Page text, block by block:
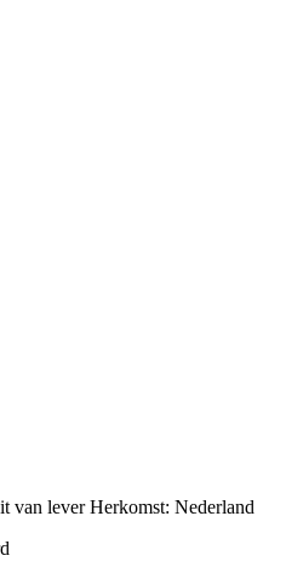
van lever Herkomst: Nederland